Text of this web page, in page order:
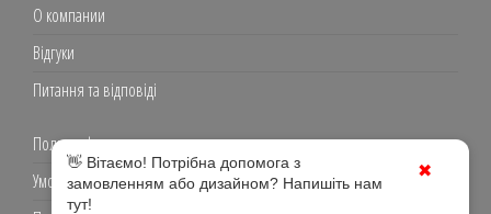
👋 Вітаємо! Потрібна допомога з
замовленням або дизайном? Напишіть нам
тут!
✖
О компании
Відгуки
Питання та відповіді
Полиграфия
Умови використання